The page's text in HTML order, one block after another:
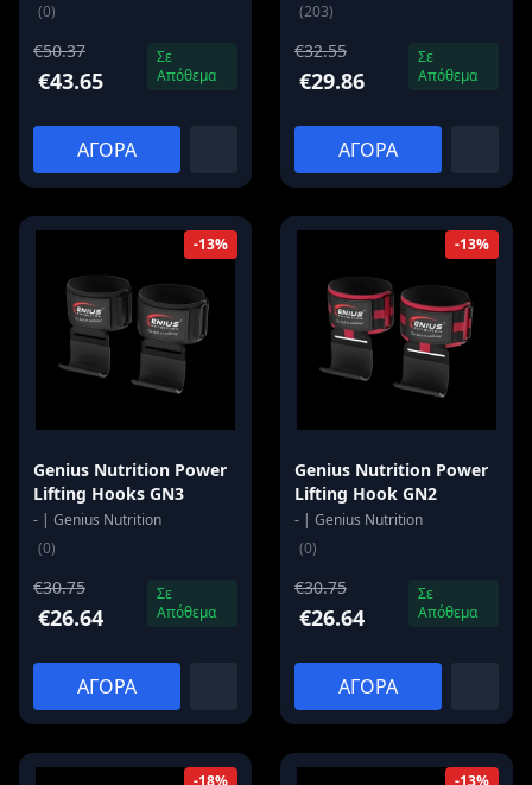
(0)
€50.37
€43.65
Σε
Απόθεμα
ΑΓΟΡΑ
(203)
€32.55
€29.86
Σε
Απόθεμα
ΑΓΟΡΑ
-13%
Genius Nutrition Power
Lifting Hooks GN3
- | Genius Nutrition
(0)
€30.75
€26.64
Σε
Απόθεμα
ΑΓΟΡΑ
-13%
Genius Nutrition Power
Lifting Hook GN2
- | Genius Nutrition
(0)
€30.75
€26.64
Σε
Απόθεμα
ΑΓΟΡΑ
-18% -13%